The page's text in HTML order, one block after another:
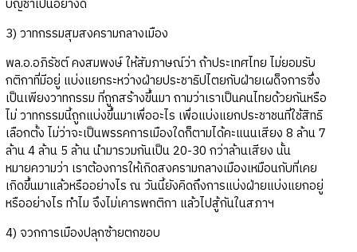
บัญชาเป็นอย่างดี
3) วาทกรรมสุมสงครามกลางเมือง
พล.อ.อภิรัชต์ คงสมพงษ์ ให้สัมภาษณ์ว่า ถ้าประเทศไทย ไม่ยอมรับ
กติกาที่มีอยู่ แบ่งแยกระหว่างฝ่ายประชาธิปไตยกับฝ่ายเผด็จการซึ่ง
เป็นเพียงวาทกรรม ที่ถูกสร้างขึ้นมา ถามว่าเราเป็นคนไทยด้วยกันหรือ
ไม่ วาทกรรมนี้ถูกแบ่งขึ้นมาเพื่ออะไร เพื่อแบ่งแยกประชาชนที่ใช้สิทธิ
เลือกตั้ง ไม่ว่าจะเป็นพรรคการเมืองใดก็ตามได้คะแนนเสียง 8 ล้าน 7
ล้าน 4 ล้าน 5 ล้าน นำมารวมกันเป็น 20-30 กว่าล้านเสียง นั้น
หมายความว่า เราต้องการให้เกิดสงครามกลางเมืองเหมือนกับที่เคย
เกิดขึ้นมาแล้วหรืออย่างไร ณ วันนี้ยังคิดถึงการแบ่งฝ่ายแบ่งแยกอยู่
หรืออย่างไร ทำไม จึงไม่เคารพกติกา แล้วไปสู้กันในสภาฯ
4) จวกการเมืองปลุกซ้ายตกขอบ